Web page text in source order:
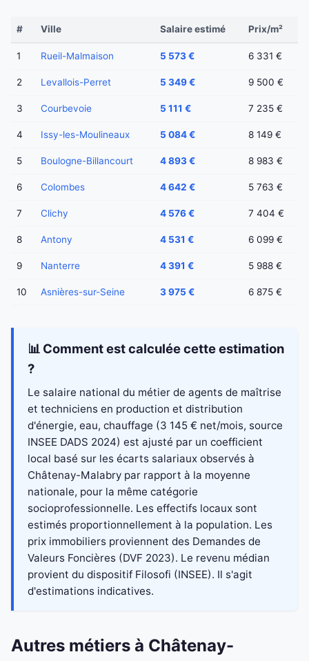
# Ville Salaire estimé Prix/m²
1 Rueil-Malmaison 5 573 € 6 331 €
2 Levallois-Perret 5 349 € 9 500 €
3 Courbevoie 5 111 € 7 235 €
4 Issy-les-Moulineaux 5 084 € 8 149 €
5 Boulogne-Billancourt 4 893 € 8 983 €
6 Colombes 4 642 € 5 763 €
7 Clichy 4 576 € 7 404 €
8 Antony 4 531 € 6 099 €
9 Nanterre 4 391 € 5 988 €
10 Asnières-sur-Seine 3 975 € 6 875 €
📊 Comment est calculée cette estimation
?
Le salaire national du métier de agents de maîtrise
et techniciens en production et distribution
d'énergie, eau, chauffage (3 145 € net/mois, source
INSEE DADS 2024) est ajusté par un coefficient
local basé sur les écarts salariaux observés à
Châtenay-Malabry par rapport à la moyenne
nationale, pour la même catégorie
socioprofessionnelle. Les effectifs locaux sont
estimés proportionnellement à la population. Les
prix immobiliers proviennent des Demandes de
Valeurs Foncières (DVF 2023). Le revenu médian
provient du dispositif Filosofi (INSEE). Il s'agit
d'estimations indicatives.
Autres métiers à Châtenay-